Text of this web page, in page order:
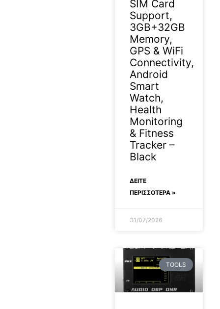
SIM Card
Support,
3GB+32GB
Memory,
GPS & WiFi
Connectivity,
Android
Smart
Watch,
Health
Monitoring
& Fitness
Tracker –
Black
ΔΕΊΤΕ
ΠΕΡΙΣΣΟΤΕΡΑ »
31/07/2026
TOOLS